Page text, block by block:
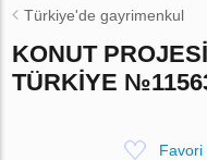
Türkiye'de gayrimenkul
KONUT
TÜRKIYE
Favori